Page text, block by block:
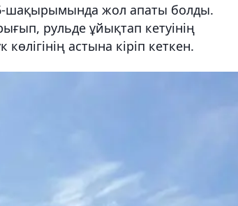
шақырымында жол апаты болды.
рульде ұйықтап кетуінің
астына кіріп кеткен.